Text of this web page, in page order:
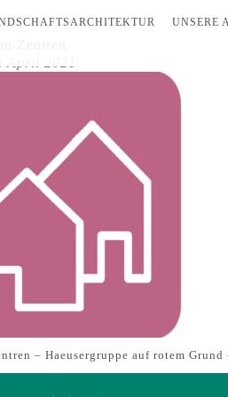
UNSERE
– Haeusergruppe auf rotem